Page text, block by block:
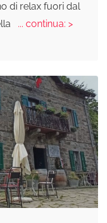
di relax fuori dal
... continua: >